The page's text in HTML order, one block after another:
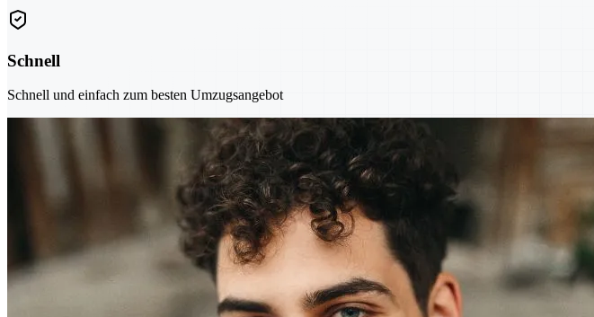
Schnell
Schnell und einfach zum besten Umzugsangebot